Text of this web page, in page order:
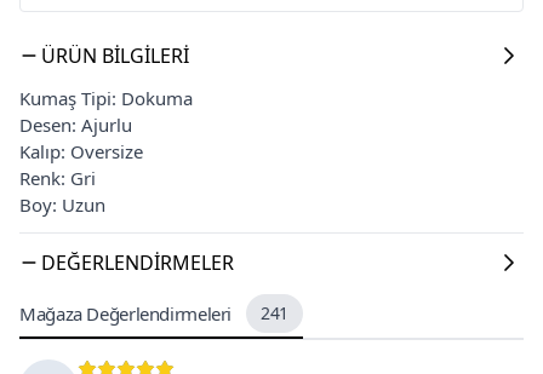
ÜRÜN BILGILERI
Kumaş Tipi: Dokuma
Desen: Ajurlu
Kalıp: Oversize
Renk: Gri
Boy: Uzun
DEĞERLENDIRMELER
Mağaza Değerlendirmeleri 241